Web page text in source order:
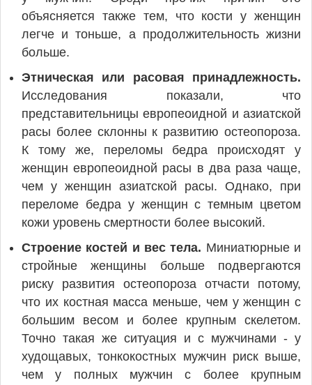
объясняется также тем, что кости у женщин
легче и тоньше, а продолжительность жизни
больше.
Этническая или расовая принадлежность.
Исследования показали, что
представительницы европеоидной и азиатской
расы более склонны к развитию остеопороза.
К тому же, переломы бедра происходят у
женщин европеоидной расы в два раза чаще,
чем у женщин азиатской расы. Однако, при
переломе бедра у женщин с темным цветом
кожи уровень смертности более высокий.
Строение костей и вес тела. Миниатюрные и
стройные женщины больше подвергаются
риску развития остеопороза отчасти потому,
что их костная масса меньше, чем у женщин с
большим весом и более крупным скелетом.
Точно такая же ситуация и с мужчинами - у
худощавых, тонкокостных мужчин риск выше,
чем у полных мужчин с более крупным